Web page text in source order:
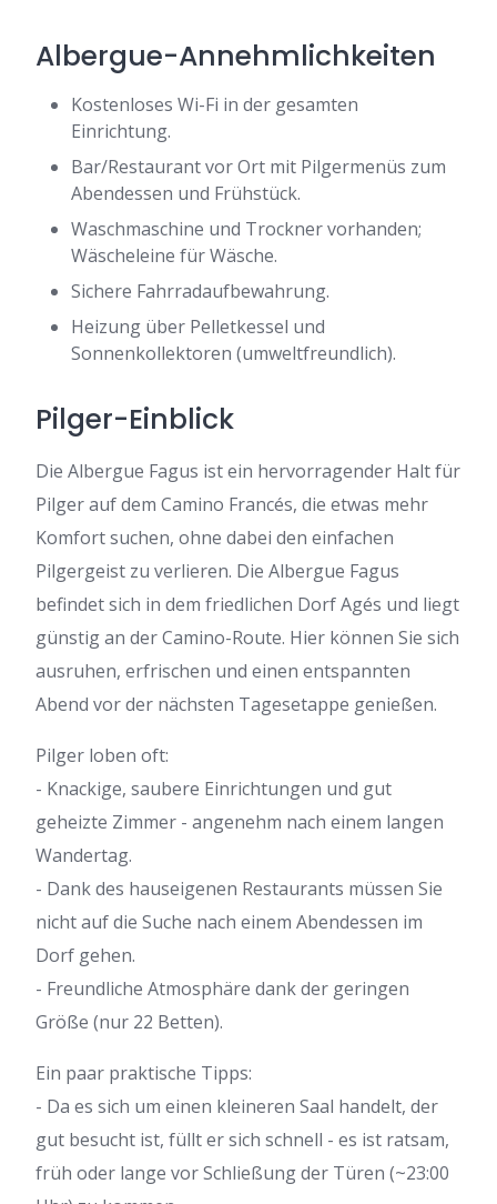
Albergue-Annehmlichkeiten
Kostenloses Wi-Fi in der gesamten
Einrichtung.
Bar/Restaurant vor Ort mit Pilgermenüs zum
Abendessen und Frühstück.
Waschmaschine und Trockner vorhanden;
Wäscheleine für Wäsche.
Sichere Fahrradaufbewahrung.
Heizung über Pelletkessel und
Sonnenkollektoren (umweltfreundlich).
Pilger-Einblick
Die Albergue Fagus ist ein hervorragender Halt für
Pilger auf dem Camino Francés, die etwas mehr
Komfort suchen, ohne dabei den einfachen
Pilgergeist zu verlieren. Die Albergue Fagus
befindet sich in dem friedlichen Dorf Agés und liegt
günstig an der Camino-Route. Hier können Sie sich
ausruhen, erfrischen und einen entspannten
Abend vor der nächsten Tagesetappe genießen.
Pilger loben oft:
- Knackige, saubere Einrichtungen und gut
geheizte Zimmer - angenehm nach einem langen
Wandertag.
- Dank des hauseigenen Restaurants müssen Sie
nicht auf die Suche nach einem Abendessen im
Dorf gehen.
- Freundliche Atmosphäre dank der geringen
Größe (nur 22 Betten).
Ein paar praktische Tipps:
- Da es sich um einen kleineren Saal handelt, der
gut besucht ist, füllt er sich schnell - es ist ratsam,
früh oder lange vor Schließung der Türen (~23:00